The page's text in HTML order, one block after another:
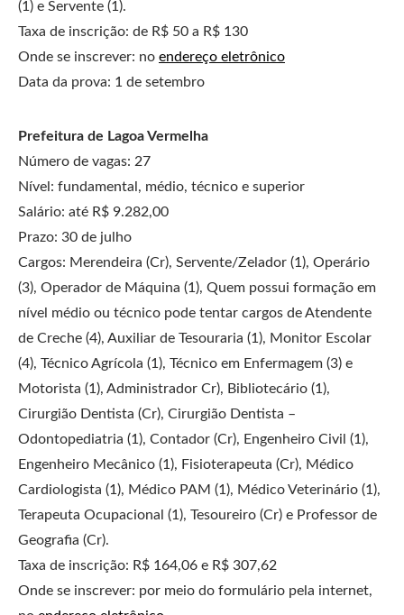
(1) e Servente (1).
Taxa de inscrição: de R$ 50 a R$ 130
Onde se inscrever: no endereço eletrônico
Data da prova: 1 de setembro
Prefeitura de Lagoa Vermelha
Número de vagas: 27
Nível: fundamental, médio, técnico e superior
Salário: até R$ 9.282,00
Prazo: 30 de julho
Cargos: Merendeira (Cr), Servente/Zelador (1), Operário
(3), Operador de Máquina (1), Quem possui formação em
nível médio ou técnico pode tentar cargos de Atendente
de Creche (4), Auxiliar de Tesouraria (1), Monitor Escolar
(4), Técnico Agrícola (1), Técnico em Enfermagem (3) e
Motorista (1), Administrador Cr), Bibliotecário (1),
Cirurgião Dentista (Cr), Cirurgião Dentista –
Odontopediatria (1), Contador (Cr), Engenheiro Civil (1),
Engenheiro Mecânico (1), Fisioterapeuta (Cr), Médico
Cardiologista (1), Médico PAM (1), Médico Veterinário (1),
Terapeuta Ocupacional (1), Tesoureiro (Cr) e Professor de
Geografia (Cr).
Taxa de inscrição: R$ 164,06 e R$ 307,62
Onde se inscrever: por meio do formulário pela internet,